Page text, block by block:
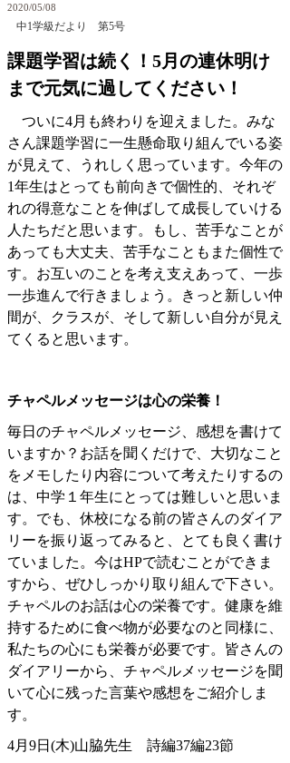
2020/05/08
中1学級だより 第5号
課題学習は続く！5月の連休明け
まで元気に過してください！
ついに4月も終わりを迎えました。みな
さん課題学習に一生懸命取り組んでいる姿
が見えて、うれしく思っています。今年の
1年生はとっても前向きで個性的、それぞ
れの得意なことを伸ばして成長していける
人たちだと思います。もし、苦手なことが
あっても大丈夫、苦手なこともまた個性で
す。お互いのことを考え支えあって、一歩
一歩進んで行きましょう。きっと新しい仲
間が、クラスが、そして新しい自分が見え
てくると思います。
チャペルメッセージは心の栄養！
毎日のチャペルメッセージ、感想を書けて
いますか？お話を聞くだけで、大切なこと
をメモしたり内容について考えたりするの
は、中学１年生にとっては難しいと思いま
す。でも、休校になる前の皆さんのダイア
リーを振り返ってみると、とても良く書け
ていました。今はHPで読むことができま
すから、ぜひしっかり取り組んで下さい。
チャペルのお話は心の栄養です。健康を維
持するために食べ物が必要なのと同様に、
私たちの心にも栄養が必要です。皆さんの
ダイアリーから、チャペルメッセージを聞
いて心に残った言葉や感想をご紹介しま
す。
4月9日(木)山脇先生 詩編37編23節